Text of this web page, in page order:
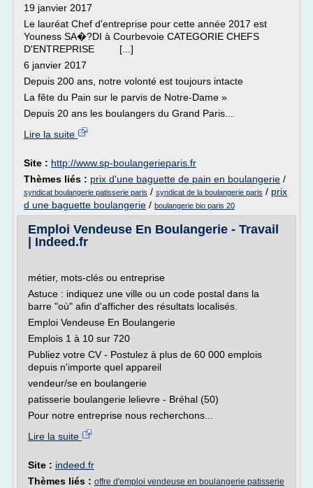
19 janvier 2017
Le lauréat Chef d'entreprise pour cette année 2017 est
Youness SA�?DI à Courbevoie CATEGORIE CHEFS
D'ENTREPRISE [...]
6 janvier 2017
Depuis 200 ans, notre volonté est toujours intacte
La fête du Pain sur le parvis de Notre-Dame »
Depuis 20 ans les boulangers du Grand Paris...
Lire la suite
Site : http://www.sp-boulangerieparis.fr
Thèmes liés : prix d'une baguette de pain en boulangerie /
syndicat boulangerie patisserie paris / syndicat de la boulangerie paris / prix
d une baguette boulangerie / boulangerie bio paris 20
Emploi Vendeuse En Boulangerie - Travail
| Indeed.fr
métier, mots-clés ou entreprise
Astuce : indiquez une ville ou un code postal dans la
barre "où" afin d'afficher des résultats localisés.
Emploi Vendeuse En Boulangerie
Emplois 1 à 10 sur 720
Publiez votre CV - Postulez à plus de 60 000 emplois
depuis n'importe quel appareil
vendeur/se en boulangerie
patisserie boulangerie lelievre - Bréhal (50)
Pour notre entreprise nous recherchons...
Lire la suite
Site : indeed.fr
Thèmes liés : offre d'emploi vendeuse en boulangerie patisserie